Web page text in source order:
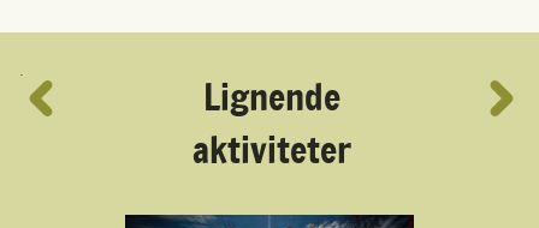
´
Lignende
aktiviteter